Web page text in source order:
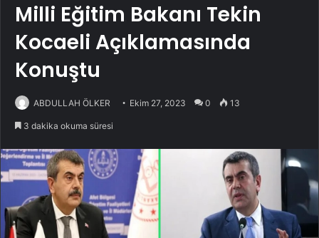
Milli Eğitim Bakanı Tekin
Kocaeli Açıklamasında
Konuştu
ABDULLAH ÖLKER Ekim 27, 2023 0 13
3 dakika okuma süresi